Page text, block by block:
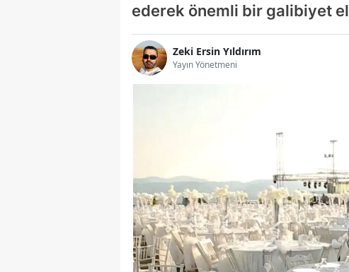
ederek önemli bir galibiyet
Zeki Ersin Yıldırım
Yayın Yönetmeni